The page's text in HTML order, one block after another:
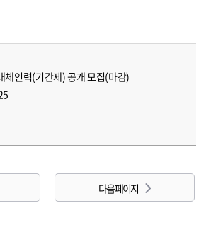
체인력(기간제) 공개 모집(마감)
다음 페이지